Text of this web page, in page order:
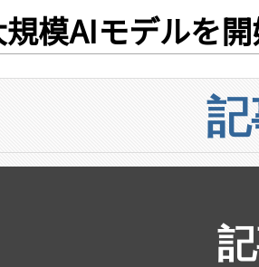
模AIモデルを開